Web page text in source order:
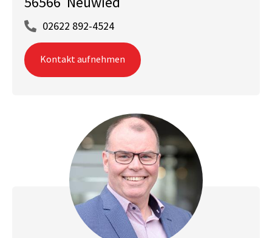
02622 892-4524
Kontakt aufnehmen